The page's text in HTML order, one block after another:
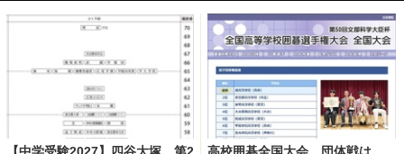
【中学受験2027】四谷大塚、第2